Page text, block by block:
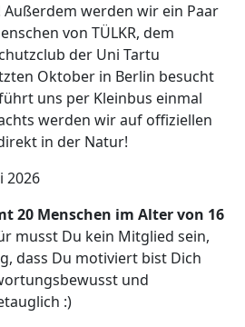
werden wir ein Paar
von TÜLKR, dem
der Uni Tartu
Oktober in Berlin besucht
uns per Kleinbus einmal
werden wir auf offiziellen
in der Natur!
2026
20 Menschen im Alter von 16
musst Du kein Mitglied sein,
dass Du motiviert bist Dich
und
:)